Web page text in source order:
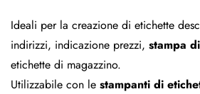
Ideali per la creazione di etichette
indirizzi, indicazione prezzi, stampa
etichette di magazzino.
Utilizzabile con le stampanti di